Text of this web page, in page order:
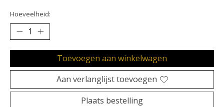
Hoeveelheid:
Toevoegen aan winkelwagen
Aan verlanglijst toevoegen
Plaats bestelling